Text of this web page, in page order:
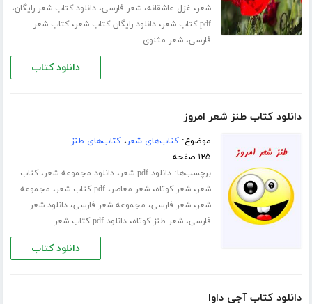
شعر، غزل عاشقانه،شعر فارسی،دانلود کتاب شعر رایگان،
pdf کتاب شعر ،دانلود رایگان کتاب شعر،کتاب شعر
فارسی،شعر مثنوی
دانلود کتاب
دانلود کتاب طنز شعر امروز
موضوع:کتاب‌های شعر،کتاب‌های طنز
۱۲۵ صفحه
برچسب‌ها:دانلود pdf شعر ،دانلود مجموعه شعر،کتاب
شعر،شعر کوتاه،شعر معاصر،pdf کتاب شعر ، مجموعه
شعر،شعر فارسی، مجموعه شعر فارسی،دانلود شعر
فارسی،شعر طنز کوتاه،دانلود pdf کتاب شعر
دانلود کتاب
دانلود کتاب آجی داوا